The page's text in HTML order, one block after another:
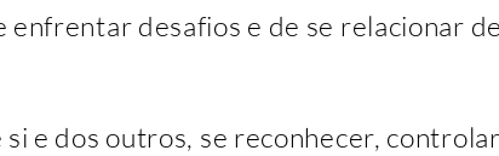
enfrentar desafios e de se relacionar de
e dos outros, se reconhecer,